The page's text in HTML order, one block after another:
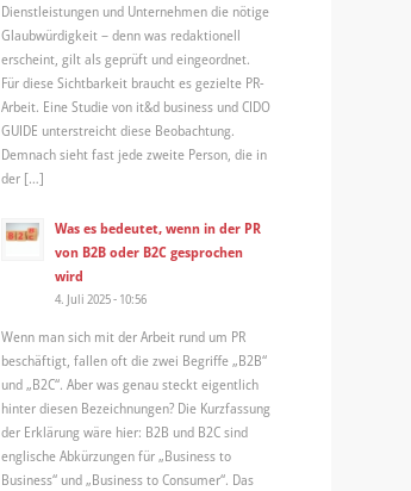
Dienstleistungen und Unternehmen die nötige
Glaubwürdigkeit – denn was redaktionell
erscheint, gilt als geprüft und eingeordnet.
Für diese Sichtbarkeit braucht es gezielte PR-
Arbeit. Eine Studie von it&d business und CIDO
GUIDE unterstreicht diese Beobachtung.
Demnach sieht fast jede zweite Person, die in
der […]
Was es bedeutet, wenn in der PR
von B2B oder B2C gesprochen
wird
4. Juli 2025 - 10:56
Wenn man sich mit der Arbeit rund um PR
beschäftigt, fallen oft die zwei Begriffe „B2B“
und „B2C“. Aber was genau steckt eigentlich
hinter diesen Bezeichnungen? Die Kurzfassung
der Erklärung wäre hier: B2B und B2C sind
englische Abkürzungen für „Business to
Business“ und „Business to Consumer“. Das